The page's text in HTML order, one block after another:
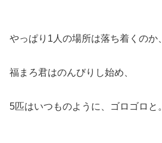
やっぱり1人の場所は落ち着くのか、
福まろ君はのんびりし始め、
5匹はいつものように、ゴロゴロと。